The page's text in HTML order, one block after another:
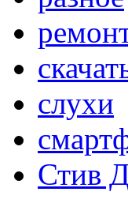
слухи
Стив